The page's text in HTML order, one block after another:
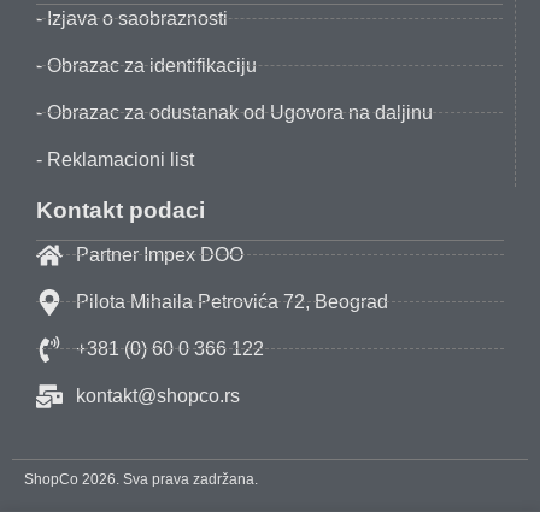
- Izjava o saobraznosti
- Obrazac za identifikaciju
- Obrazac za odustanak od Ugovora na daljinu
- Reklamacioni list
Kontakt podaci
Partner Impex DOO
Pilota Mihaila Petrovića 72, Beograd
+381 (0) 60 0 366 122
kontakt@shopco.rs
ShopCo 2026. Sva prava zadržana.